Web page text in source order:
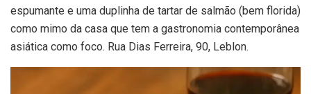
espumante e uma duplinha de tartar de salmão (bem florida)
como mimo da casa que tem a gastronomia contemporânea
asiática como foco. Rua Dias Ferreira, 90, Leblon.